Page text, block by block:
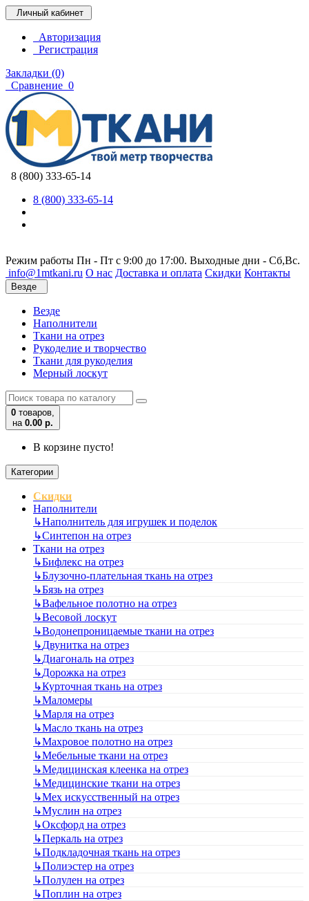
Личный кабинет
Авторизация
Регистрация
Закладки (0)
Сравнение 0
8 (800) 333-65-14
8 (800) 333-65-14
Режим работы Пн - Пт с 9:00 до 17:00. Выходные дни - Сб,Вс.
info@1mtkani.ru О нас Доставка и оплата Скидки Контакты
Везде
Везде
Наполнители
Ткани на отрез
Рукоделие и творчество
Ткани для рукоделия
Мерный лоскут
0 товаров,
на 0.00 р.
В корзине пусто!
Категории
Скидки
Наполнители
↳Наполнитель для игрушек и поделок
↳Синтепон на отрез
Ткани на отрез
↳Бифлекс на отрез
↳Блузочно-плательная ткань на отрез
↳Бязь на отрез
↳Вафельное полотно на отрез
↳Весовой лоскут
↳Водонепроницаемые ткани на отрез
↳Двунитка на отрез
↳Диагональ на отрез
↳Дорожка на отрез
↳Курточная ткань на отрез
↳Маломеры
↳Марля на отрез
↳Масло ткань на отрез
↳Махровое полотно на отрез
↳Мебельные ткани на отрез
↳Медицинская клеенка на отрез
↳Медицинские ткани на отрез
↳Мех искусственный на отрез
↳Муслин на отрез
↳Оксфорд на отрез
↳Перкаль на отрез
↳Подкладочная ткань на отрез
↳Полиэстер на отрез
↳Полулен на отрез
↳Поплин на отрез